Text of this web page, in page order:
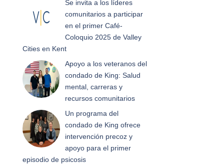
Se invita a los líderes
comunitarios a participar
en el primer Café-
Coloquio 2025 de Valley
Cities en Kent
Apoyo a los veteranos del
condado de King: Salud
mental, carreras y
recursos comunitarios
Un programa del
condado de King ofrece
intervención precoz y
apoyo para el primer
episodio de psicosis